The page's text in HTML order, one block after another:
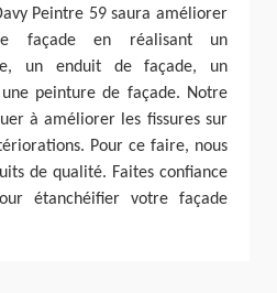
Peintre 59 saura améliorer
façade en réalisant un
un enduit de façade, un
peinture de façade. Notre
à améliorer les fissures sur
Pour ce faire, nous
de qualité. Faites confiance
étanchéifier votre façade